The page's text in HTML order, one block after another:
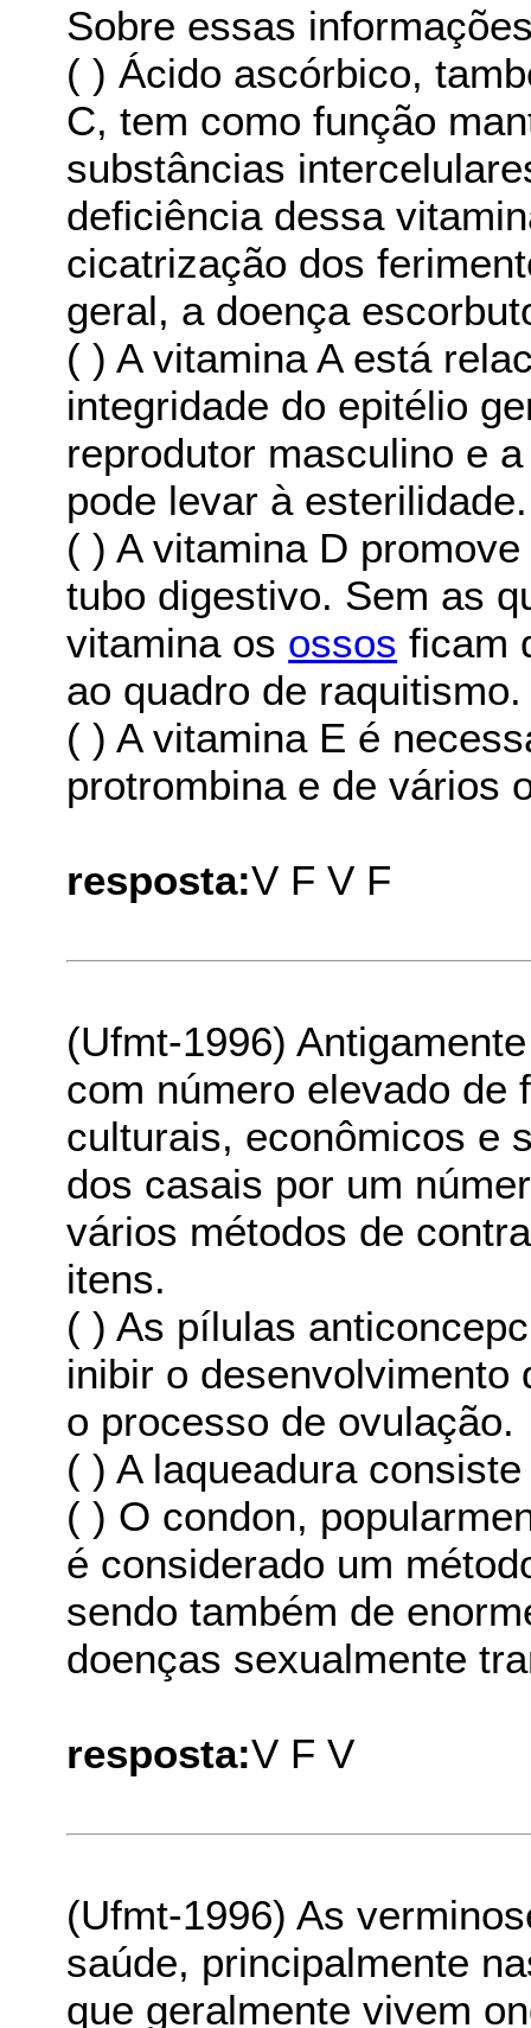
Sobre essas
( ) Ácido ascórbico,
C, tem como função
substâncias
deficiência dessa
cicatrização dos
geral, a doença
( ) A vitamina A está
integridade do epitélio
reprodutor masculino e
pode levar à esterilidade.
( ) A vitamina D
tubo digestivo. Sem as
vitamina os ossos ficam
ao quadro de raquitismo.
( ) A vitamina E é
protrombina e de vários
resposta:V F V F
(Ufmt-1996)
com número elevado de
culturais, econômicos e
dos casais por um
vários métodos de
itens.
( ) As pílulas
inibir o desenvolvimento
o processo de ovulação.
( ) A laqueadura
( ) O condon,
é considerado um
sendo também de
doenças sexualmente
resposta:V F V
(Ufmt-1996) As
saúde, principalmente
que geralmente vivem